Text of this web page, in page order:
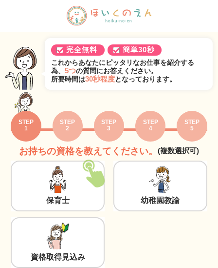
完全無料
簡単30秒
これからあなたにピッタリなお仕事を紹介する
為、 5つの質問にお答えください。
所要時間は30秒程度となっております。
STEP
1
STEP
2
STEP
3
STEP
4
STEP
5
お持ちの資格を教えてください。 (複数選択可)
保育士 幼稚園教諭
資格取得見込み